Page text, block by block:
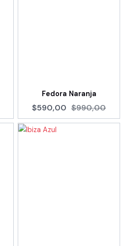
Fedora Naranja
$590,00 $990,00